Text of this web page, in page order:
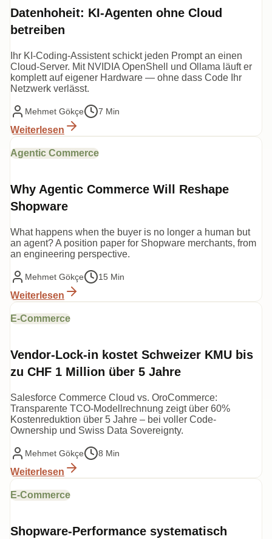
Datenhoheit: KI-Agenten ohne Cloud
betreiben
Ihr KI-Coding-Assistent schickt jeden Prompt an einen
Cloud-Server. Mit NVIDIA OpenShell und Ollama läuft er
komplett auf eigener Hardware — ohne dass Code Ihr
Netzwerk verlässt.
Mehmet Gökçe 7 Min
Weiterlesen
Agentic Commerce
Why Agentic Commerce Will Reshape
Shopware
What happens when the buyer is no longer a human but
an agent? A position paper for Shopware merchants, from
an engineering perspective.
Mehmet Gökçe 15 Min
Weiterlesen
E-Commerce
Vendor-Lock-in kostet Schweizer KMU bis
zu CHF 1 Million über 5 Jahre
Salesforce Commerce Cloud vs. OroCommerce:
Transparente TCO-Modellrechnung zeigt über 60%
Kostenreduktion über 5 Jahre – bei voller Code-
Ownership und Swiss Data Sovereignty.
Mehmet Gökçe 8 Min
Weiterlesen
E-Commerce
Shopware-Performance systematisch